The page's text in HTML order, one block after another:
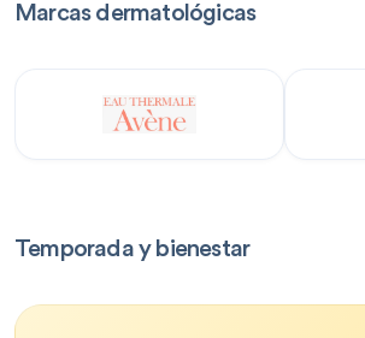
Marcas dermatológicas
Temporada y bienestar